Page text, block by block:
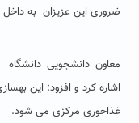
ضروری این عزیزان به
معاون دانشجویی
اشاره کرد و افزود: این
غذاخوری مرکزی می شود.